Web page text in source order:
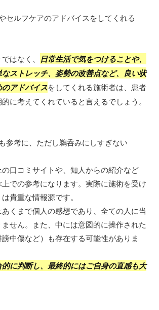
セルフケアのアドバイスをしてくれる
はなく、 日常生活で気をつけることや、
ストレッチ、姿勢の改善点など、良い状
アドバイスをしてくれる施術者は、患者
に考えてくれていると言えるでしょう。
参考に、ただし鵜呑みにしすぎない
口コミサイトや、知人からの紹介など
での参考になります。実際に施術を受け
貴重な情報源です。
くまで個人の感想であり、全ての人に当
せん。また、中には意図的に操作された
中傷など）も存在する可能性がありま
に判断し、最終的にはご自身の直感も大